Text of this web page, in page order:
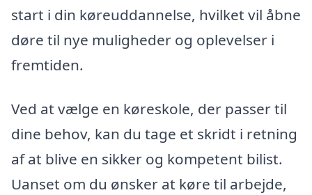
start i din køreuddannelse, hvilket vil åbne
døre til nye muligheder og oplevelser i
fremtiden.
Ved at vælge en køreskole, der passer til
dine behov, kan du tage et skridt i retning
af at blive en sikker og kompetent bilist.
Uanset om du ønsker at køre til arbejde,